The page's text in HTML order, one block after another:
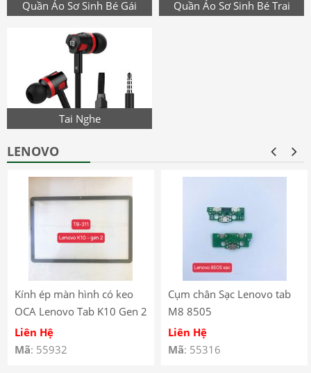
Quần Áo Sơ Sinh Bé Gái Quần Áo Sơ Sinh Bé Trai
Tai Nghe
LENOVO
Kính ép màn hình có keo
OCA Lenovo Tab K10 Gen 2
(2025) – TB-311
Liên Hệ
Mã: 55932
Cụm chân Sạc Lenovo tab
M8 8505
Liên Hệ
Mã: 55316